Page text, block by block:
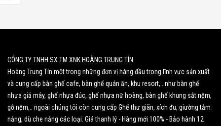
CÔNG TY TNHH SX TM XNK HOÀNG TRUNG TÍN
Hoàng Trung Tín một trong những đơn vị hàng đầu trong lĩnh vực sản xuất
và cung cấp bàn ghế cafe, bàn ghế quán ăn, khu resort,.. như bàn ghế
nhựa giả mây, ghế nhựa đúc, ghế nhựa nữ hoàng, bàn ghế khung sắt nệm,
gỗ nệm,.. ngoài chúng tôi còn cung cấp Ghế thư giãn, xích đu, giường tắm
nắng, dù che nắng các loại. Giá thanh lý - Hàng mới 100% - Bảo hành 12